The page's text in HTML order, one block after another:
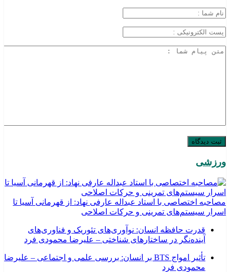
ورزشی
مصاحبه اختصاصی با استاد عبداله عارفی نهاد: از قهرمانی آسیا تا
اسرار سیستم‌های تمرینی و حرکات اصلاحی
قدرت حافظه انسان: نوآوری‌های تئوریک و فناوری‌های
آینده‌نگر در ساختارهای شناختی – علیرضا محمودی فرد
تأثیر امواج BTS بر انسان: بررسی علمی و اجتماعی – علیرضا
محمودی فرد